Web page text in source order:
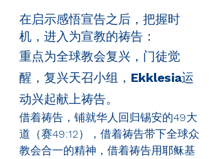
在启示感悟宣告之后，把握时
机，进入为宣教的祷告：
重点为全球教会复兴，门徒觉
醒，复兴天召小组， Ekklesia运
动兴起献上祷告。
借着祷告，铺就华人回归锡安的49大
道（赛49:12），借着祷告带下全球众
教会合一的精神，借着祷告用耶稣基